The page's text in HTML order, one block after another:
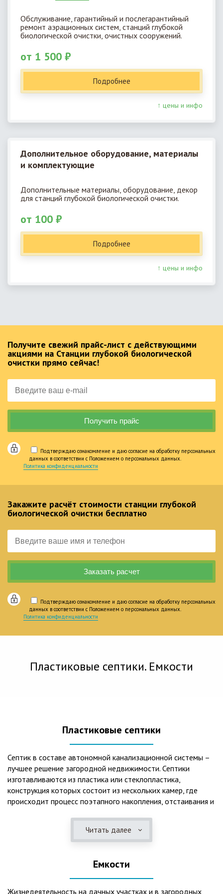
Обслуживание, гарантийный и послегарантийный
ремонт аэрационных систем, станций глубокой
биологической очистки, очистных сооружений.
от 1 500 ₽
Подробнее
↑ цены и инфо
Дополнительное оборудование, материалы
и комплектующие
Дополнительные материалы, оборудование, декор
для станций глубокой биологической очистки.
от 100 ₽
Подробнее
↑ цены и инфо
Получите свежий прайс-лист с действующими
акциями на Станции глубокой биологической
очистки прямо сейчас!
Подтверждаю ознакомление и даю согласие на обработку персональных
данных в соответствии с Положением о персональных данных.
Политика конфиденциальности
Закажите расчёт стоимости станции глубокой
биологической очистки бесплатно
Подтверждаю ознакомление и даю согласие на обработку персональных
данных в соответствии с Положением о персональных данных.
Политика конфиденциальности
Пластиковые септики. Емкости
Пластиковые септики
Септик в составе автономной канализационной системы –
лучшее решение загородной недвижимости. Септики
изготавливаются из пластика или стеклопластика,
конструкция которых состоит из нескольких камер, где
происходит процесс поэтапного накопления, отстаивания и
длительный срок службы, так как не подвержены коррозии.
2. Обладают высокой прочностью – способны
состоянии. 3. Могут эксплуатироваться в любом регионе
России при любых низких температурах. 4. Полностью
герметичны, что дает гарантию по полной безопасности
Читать далее
Емкости
Жизнедеятельность на дачных участках и в загородных